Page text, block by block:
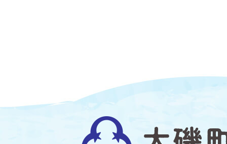
大